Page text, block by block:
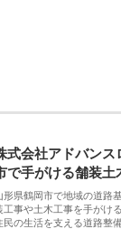
式会社アドバンス
で手がける舗装土
形県鶴岡市で地域の道路
工事や土木工事を手がけ
民の生活を支える道路整